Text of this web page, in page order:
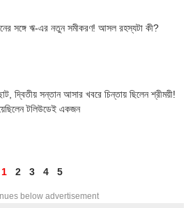
সঙ্গে ঋ-এর নতুন সমীকরণ! আসল রহস্যটা কী?
দ্বিতীয় সন্তান আসার খবরে চিন্তায় ছিলেন শ্রীময়ী!
টলিউডেই একজন
1 2 3 4 5
below advertisement